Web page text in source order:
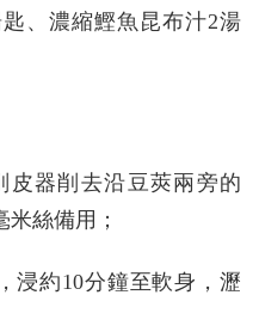
、濃縮鰹魚昆布汁2湯
皮器削去沿豆莢兩旁的
絲備用；
浸約10分鐘至軟身，瀝